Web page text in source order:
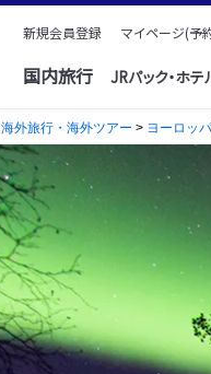
新規会員登録 マイページ(予
国内旅行 JRパック・ホ
海外旅行・海外ツアー > ヨーロッ